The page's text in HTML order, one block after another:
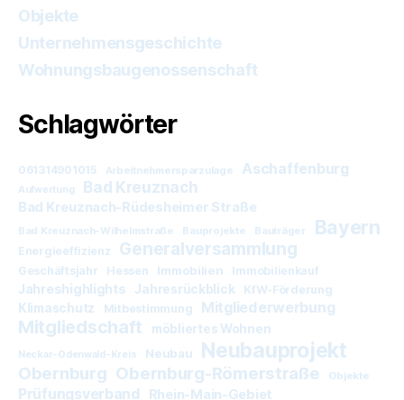
Objekte
Unternehmensgeschichte
Wohnungsbaugenossenschaft
Schlagwörter
061314901015 Arbeitnehmersparzulage Aschaffenburg
Aufwertung Bad Kreuznach
Bad Kreuznach-Rüdesheimer Straße
Bad Kreuznach-Wilhelmstraße Bauprojekte Bauträger Bayern
Energieeffizienz Generalversammlung
Geschäftsjahr Hessen Immobilien Immobilienkauf
Jahreshighlights Jahresrückblick KfW-Förderung
Klimaschutz Mitbestimmung Mitgliederwerbung
Mitgliedschaft möbliertes Wohnen
Neckar-Odenwald-Kreis Neubau Neubauprojekt
Obernburg Obernburg-Römerstraße Objekte
Prüfungsverband Rhein-Main-Gebiet